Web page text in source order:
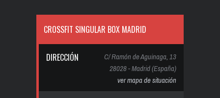
CROSSFIT SINGULAR BOX MADRID
DIRECCIÓN
C/ Ramón de Aguinaga, 13
28028 - Madrid (España)
ver mapa de situación